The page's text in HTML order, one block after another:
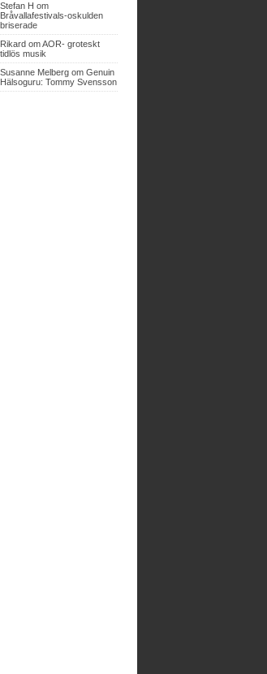
Stefan H om
Bråvallafestivals-oskulden
briserade
Rikard omAOR- groteskt
tidlös musik
Susanne Melberg om Genuin
Hälsoguru: Tommy Svensson